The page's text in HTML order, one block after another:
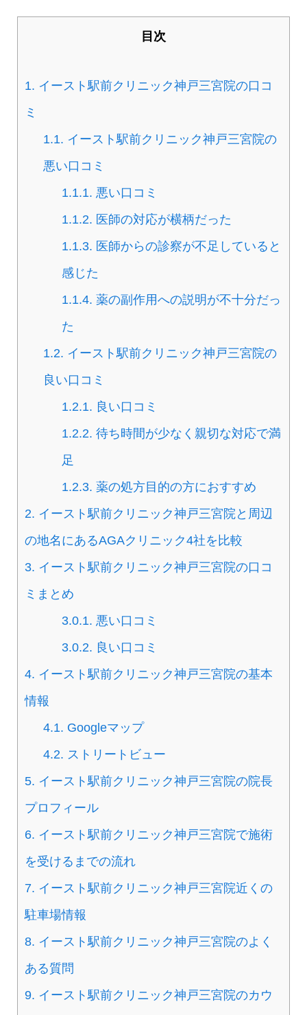
目次
1. イースト駅前クリニック神戸三宮院の口コ
ミ
1.1. イースト駅前クリニック神戸三宮院の
悪い口コミ
1.1.1. 悪い口コミ
1.1.2. 医師の対応が横柄だった
1.1.3. 医師からの診察が不足していると
感じた
1.1.4. 薬の副作用への説明が不十分だっ
た
1.2. イースト駅前クリニック神戸三宮院の
良い口コミ
1.2.1. 良い口コミ
1.2.2. 待ち時間が少なく親切な対応で満
足
1.2.3. 薬の処方目的の方におすすめ
2. イースト駅前クリニック神戸三宮院と周辺
の地名にあるAGAクリニック4社を比較
3. イースト駅前クリニック神戸三宮院の口コ
ミまとめ
3.0.1. 悪い口コミ
3.0.2. 良い口コミ
4. イースト駅前クリニック神戸三宮院の基本
情報
4.1. Googleマップ
4.2. ストリートビュー
5. イースト駅前クリニック神戸三宮院の院長
プロフィール
6. イースト駅前クリニック神戸三宮院で施術
を受けるまでの流れ
7. イースト駅前クリニック神戸三宮院近くの
駐車場情報
8. イースト駅前クリニック神戸三宮院のよく
ある質問
9. イースト駅前クリニック神戸三宮院のカウ